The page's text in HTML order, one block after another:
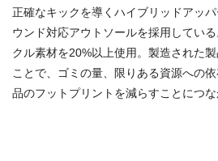
正確なキックを導くハイブリッドアッ
ウンド対応アウトソールを採用してい
クル素材を20%以上使用。製造された
ことで、ゴミの量、限りある資源への
品のフットプリントを減らすことにつ